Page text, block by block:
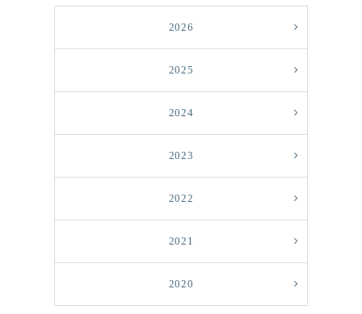
2026
2025
2024
2023
2022
2021
2020